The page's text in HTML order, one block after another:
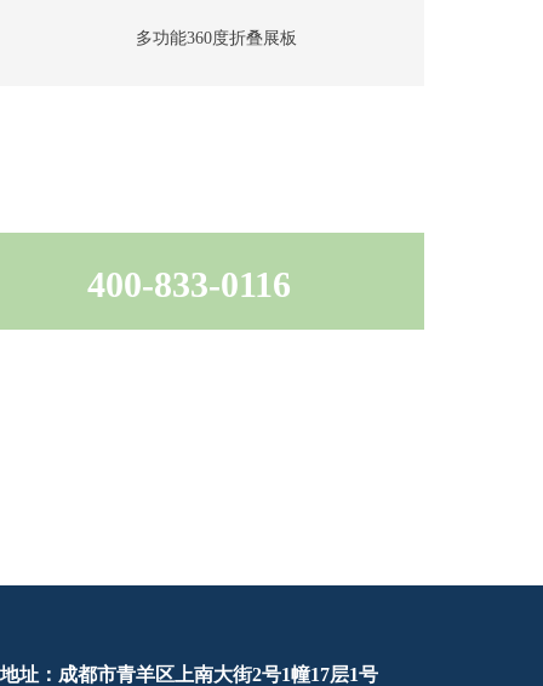
多功能360度折叠展板
400-833-0116
地址：成都市青羊区上南大街2号1幢17层1号